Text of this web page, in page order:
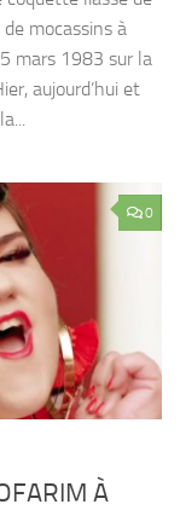
mocassins à
mars 1983 sur la
aujourd’hui et
0
À